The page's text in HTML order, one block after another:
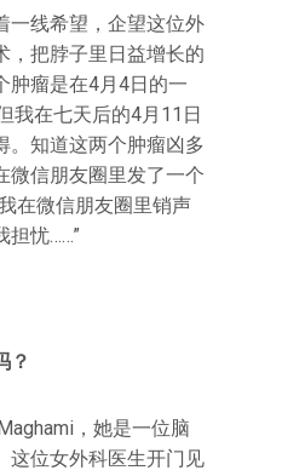
一线希望，企望这位外
，把脖子里日益增长的
肿瘤是在4月4日的一
我在七天后的4月11日
。知道这两个肿瘤凶多
微信朋友圈里发了一个
在微信朋友圈里销声
担忧……‌‌”
？
，她是一位脑
这位女外科医生开门见